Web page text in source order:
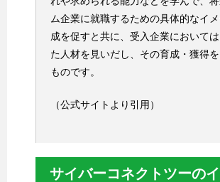
ム企業に就職するための具体的なイ
成を促すと共に、受入企業において
た人材を見いだし、その育成・獲得
ものです。
（公式サイトより引用）
サイバーコネクトツーの